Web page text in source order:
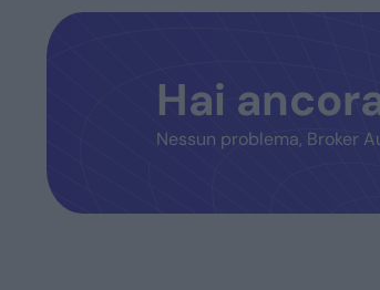
Hai
Nessun problema, Broker